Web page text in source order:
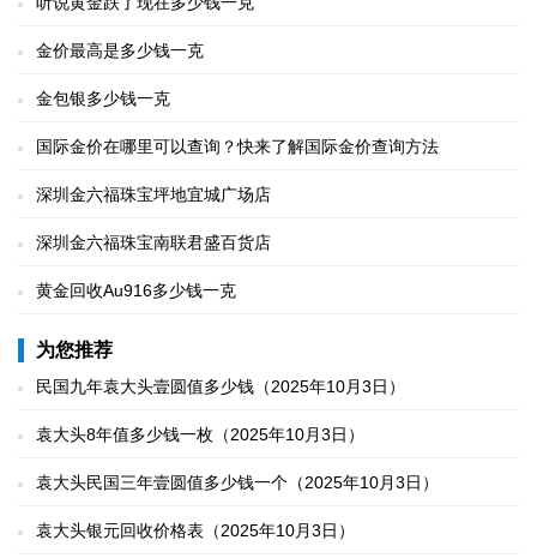
金价最高是多少钱一克
金包银多少钱一克
国际金价在哪里可以查询？快来了解国际金价查询方法
深圳金六福珠宝坪地宜城广场店
深圳金六福珠宝南联君盛百货店
黄金回收Au916多少钱一克
为您推荐
民国九年袁大头壹圆值多少钱（2025年10月3日）
袁大头8年值多少钱一枚（2025年10月3日）
袁大头民国三年壹圆值多少钱一个（2025年10月3日）
袁大头银元回收价格表（2025年10月3日）